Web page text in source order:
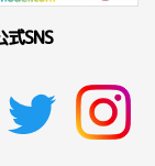
式SNS